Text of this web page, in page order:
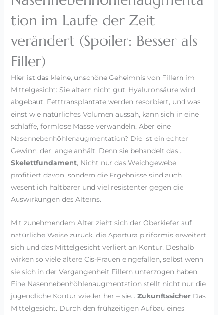
tion im Laufe der Zeit
verändert (Spoiler: Besser als
Filler)
Hier ist das kleine, unschöne Geheimnis von Fillern im
Mittelgesicht: Sie altern nicht gut. Hyaluronsäure wird
abgebaut, Fetttransplantate werden resorbiert, und was
einst wie natürliches Volumen aussah, kann sich in eine
schlaffe, formlose Masse verwandeln. Aber eine
Nasennebenhöhlenaugmentation? Die ist ein echter
Gewinn, der lange anhält. Denn sie behandelt das...
Skelettfundament, Nicht nur das Weichgewebe
profitiert davon, sondern die Ergebnisse sind auch
wesentlich haltbarer und viel resistenter gegen die
Auswirkungen des Alterns.
Mit zunehmendem Alter zieht sich der Oberkiefer auf
natürliche Weise zurück, die Apertura piriformis erweitert
sich und das Mittelgesicht verliert an Kontur. Deshalb
wirken so viele ältere Cis-Frauen eingefallen, selbst wenn
sie sich in der Vergangenheit Fillern unterzogen haben.
Eine Nasennebenhöhlenaugmentation stellt nicht nur die
jugendliche Kontur wieder her – sie… ZukunftssicherDas
Mittelgesicht. Durch den frühzeitigen Aufbau eines